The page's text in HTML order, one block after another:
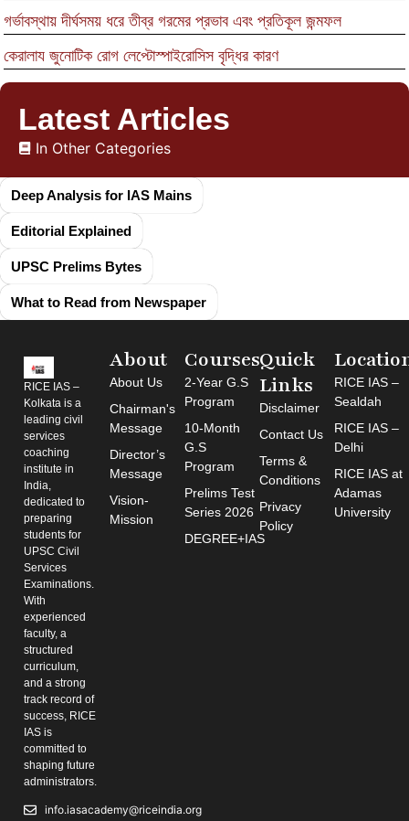
গর্ভাবস্থায় দীর্ঘসময় ধরে তীব্র গরমের প্রভাব এবং প্রতিকূল জন্মফল
কেরালায জুনোটিক রোগ লেপ্টোস্পাইরোসিস বৃদ্ধির কারণ
Latest Articles
In Other Categories
Deep Analysis for IAS Mains
Editorial Explained
UPSC Prelims Bytes
What to Read from Newspaper
RICE IAS –
Kolkata is a
leading civil
services
coaching
institute in
India,
dedicated to
preparing
students for
UPSC Civil
Services
Examinations.
With
experienced
faculty, a
structured
curriculum,
and a strong
track record of
success, RICE
IAS is
committed to
shaping future
administrators.
info.iasacademy@riceindia.org
About
About Us
Chairman's
Message
Director’s
Message
Vision-
Mission
Courses
2-Year G.S
Program
10-Month
G.S
Program
Prelims Test
Series 2026
DEGREE+IAS
Quick
Links
Disclaimer
Contact Us
Terms &
Conditions
Privacy
Policy
RICE IAS –
Sealdah
RICE IAS –
Delhi
RICE IAS at
Adamas
University